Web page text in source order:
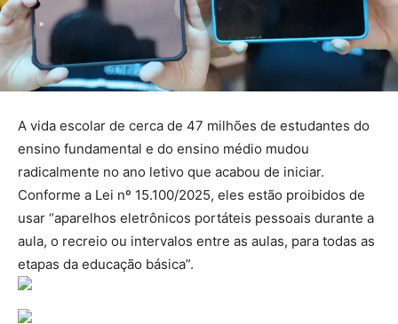
A vida escolar de cerca de 47 milhões de estudantes do
ensino fundamental e do ensino médio mudou
radicalmente no ano letivo que acabou de iniciar.
Conforme a Lei nº 15.100/2025, eles estão proibidos de
usar “aparelhos eletrônicos portáteis pessoais durante a
aula, o recreio ou intervalos entre as aulas, para todas as
etapas da educação básica”.